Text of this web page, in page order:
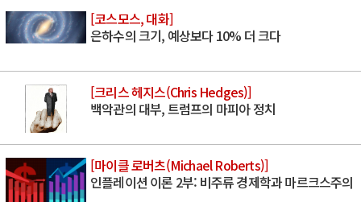
[코스모스, 대화]
은하수의 크기, 예상보다 10% 더 크다
[크리스 헤지스(Chris Hedges)]
백악관의 대부, 트럼프의 마피아 정치
[마이클 로버츠(Michael Roberts)]
인플레이션 이론 2부: 비주류 경제학과 마르크스주의